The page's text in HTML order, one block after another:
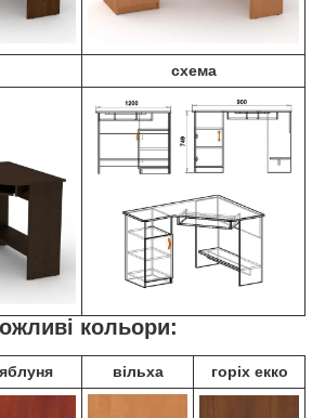
схема
кольори:
яблуня вільха горіх екко